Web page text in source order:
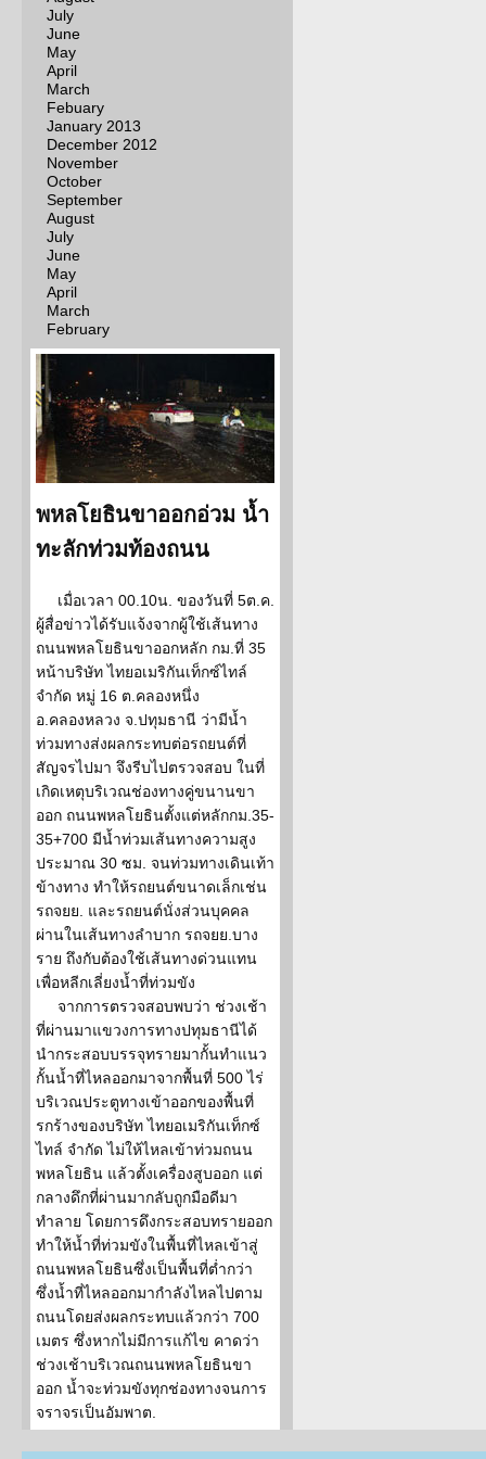
July
June
May
April
March
Febuary
January 2013
December 2012
November
October
September
August
July
June
May
April
March
February
พหลโยธินขาออกอ่วม น้ำ
ทะลักท่วมท้องถนน
เมื่อเวลา 00.10น. ของวันที่ 5ต.ค.
ผู้สื่อข่าวได้รับแจ้งจากผู้ใช้เส้นทาง
ถนนพหลโยธินขาออกหลัก กม.ที่ 35
หน้าบริษัท ไทยอเมริกันเท็กซ์ไทล์
จำกัด หมู่ 16 ต.คลองหนึ่ง
อ.คลองหลวง จ.ปทุมธานี ว่ามีน้ำ
ท่วมทางส่งผลกระทบต่อรถยนต์ที่
สัญจรไปมา จึงรีบไปตรวจสอบ ในที่
เกิดเหตุบริเวณช่องทางคู่ขนานขา
ออก ถนนพหลโยธินตั้งแต่หลักกม.35-
35+700 มีน้ำท่วมเส้นทางความสูง
ประมาณ 30 ซม. จนท่วมทางเดินเท้า
ข้างทาง ทำให้รถยนต์ขนาดเล็กเช่น
รถจยย. และรถยนต์นั่งส่วนบุคคล
ผ่านในเส้นทางลำบาก รถจยย.บาง
ราย ถึงกับต้องใช้เส้นทางด่วนแทน
เพื่อหลีกเลี่ยงน้ำที่ท่วมขัง
จากการตรวจสอบพบว่า ช่วงเช้า
ที่ผ่านมาแขวงการทางปทุมธานีได้
นำกระสอบบรรจุทรายมากั้นทำแนว
กั้นน้ำที่ไหลออกมาจากพื้นที่ 500 ไร่
บริเวณประตูทางเข้าออกของพื้นที่
รกร้างของบริษัท ไทยอเมริกันเท็กซ์
ไทล์ จำกัด ไม่ให้ไหลเข้าท่วมถนน
พหลโยธิน แล้วตั้งเครื่องสูบออก แต่
กลางดึกที่ผ่านมากลับถูกมือดีมา
ทำลาย โดยการดึงกระสอบทรายออก
ทำให้น้ำที่ท่วมขังในพื้นที่ไหลเข้าสู่
ถนนพหลโยธินซึ่งเป็นพื้นที่ต่ำกว่า
ซึ่งน้ำที่ไหลออกมากำลังไหลไปตาม
ถนนโดยส่งผลกระทบแล้วกว่า 700
เมตร ซึ่งหากไม่มีการแก้ไข คาดว่า
ช่วงเช้าบริเวณถนนพหลโยธินขา
ออก น้ำจะท่วมขังทุกช่องทางจนการ
จราจรเป็นอัมพาต.